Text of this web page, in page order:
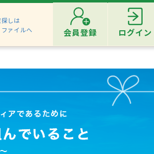
しは
ァイルへ
会員登録 ログイン